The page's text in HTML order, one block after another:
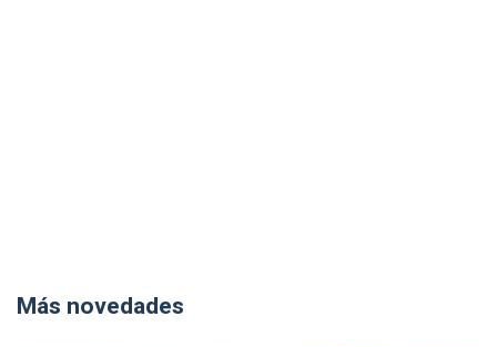
Más novedades